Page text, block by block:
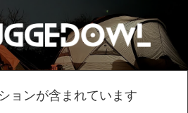
ョンが含まれています